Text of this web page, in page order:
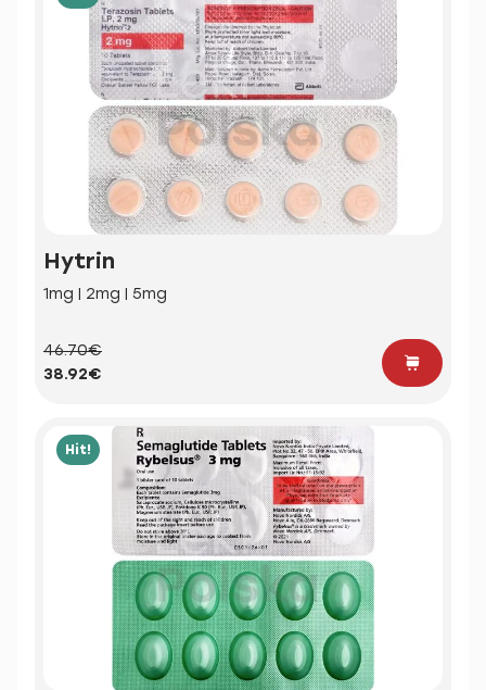
Hytrin
1mg | 2mg | 5mg
46.70€
38.92€
Hit!